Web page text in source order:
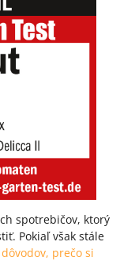
spotrebičov, ktorý
Pokiaľ však stále
dôvodov, prečo si